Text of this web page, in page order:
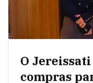
O
compras